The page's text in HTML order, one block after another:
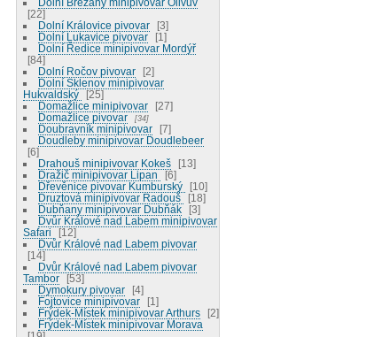
22
Dolní Královice pivovar
3
Dolní Lukavice pivovar
1
Dolní Ředice minipivovar Mordýř
84
Dolní Ročov pivovar
2
Dolní Sklenov minipivovar
Hukvaldský
25
Domažlice minipivovar
27
Domažlice pivovar
34
Doubravník minipivovar
7
Doudleby minipivovar Doudlebeer
6
Drahouš minipivovar Kokeš
13
Dražič minipivovar Lipan
6
Dřevěnice pivovar Kumburský
10
Druztová minipivovar Radouš
18
Dubňany minipivovar Dubňák
3
Dvůr Králové nad Labem minipivovar
Safari
12
Dvůr Králové nad Labem pivovar
14
Dvůr Králové nad Labem pivovar
Tambor
53
Dymokury pivovar
4
Fojtovice minipivovar
1
Frýdek-Místek minipivovar Arthurs
2
Frýdek-Místek minipivovar Morava